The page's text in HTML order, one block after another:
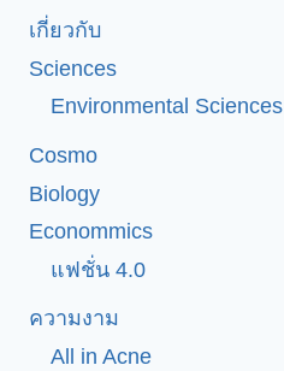
เกี่ยวกับ
Sciences
Environmental Sciences
Cosmo
Biology
Econommics
แฟชั่น 4.0
ความงาม
All in Acne